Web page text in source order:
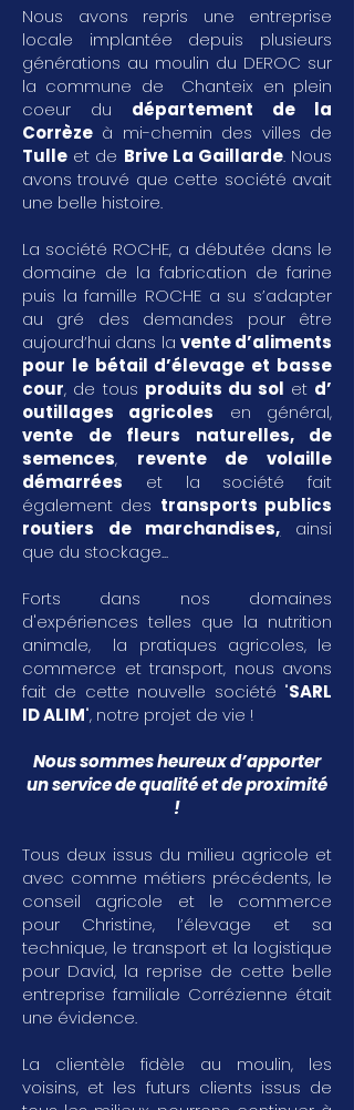
Nous avons repris une entreprise
locale implantée depuis plusieurs
générations au moulin du DEROC sur
la commune de Chanteix en plein
coeur du département de la
Corrèze à mi-chemin des villes de
Tulle et de Brive La Gaillarde. Nous
avons trouvé que cette société avait
une belle histoire.
La société ROCHE, a débutée dans le
domaine de la fabrication de farine
puis la famille ROCHE a su s’adapter
au gré des demandes pour être
aujourd’hui dans la vente d’aliments
pour le bétail d’élevage et basse
cour, de tous produits du sol et d’
outillages agricoles en général,
vente de fleurs naturelles, de
semences, revente de volaille
démarrées et la société fait
également des transports publics
routiers de marchandises, ainsi
que du stockage...
Forts dans nos domaines
d'expériences telles que la nutrition
animale, la pratiques agricoles, le
commerce et transport, nous avons
fait de cette nouvelle société "SARL
ID ALIM", notre projet de vie !
Nous sommes heureux d’apporter
un service de qualité et de proximité
!
Tous deux issus du milieu agricole et
avec comme métiers précédents, le
conseil agricole et le commerce
pour Christine, l’élevage et sa
technique, le transport et la logistique
pour David, la reprise de cette belle
entreprise familiale Corrézienne était
une évidence.
La clientèle fidèle au moulin, les
voisins, et les futurs clients issus de